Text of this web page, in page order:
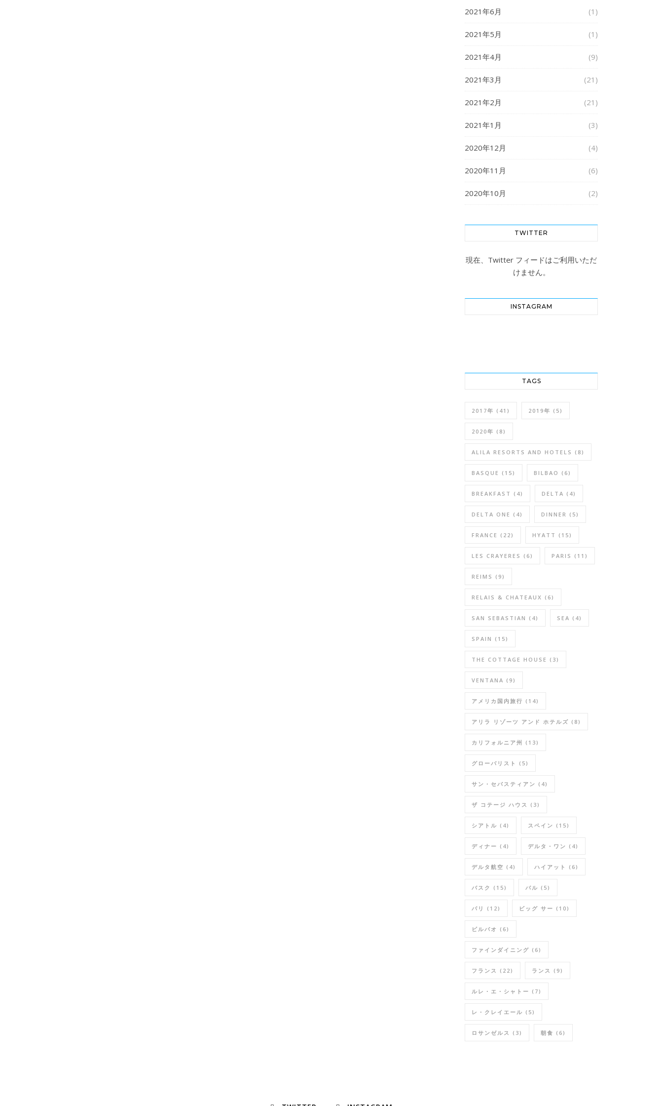
2021年6月 (1)
2021年5月 (1)
2021年4月 (9)
2021年3月 (21)
2021年2月 (21)
2021年1月 (3)
2020年12月 (4)
2020年11月 (6)
2020年10月 (2)
TWITTER
現在、Twitter フィードはご利用いただ
けません。
INSTAGRAM
TAGS
2017年 (41) 2019年 (5)
2020年 (8)
ALILA RESORTS AND HOTELS (8)
BASQUE (15) BILBAO (6)
BREAKFAST (4) DELTA (4)
DELTA ONE (4) DINNER (5)
FRANCE (22) HYATT (15)
LES CRAYERES (6) PARIS (11)
REIMS (9)
RELAIS & CHATEAUX (6)
SAN SEBASTIAN (4) SEA (4)
SPAIN (15)
THE COTTAGE HOUSE (3)
VENTANA (9)
アメリカ国内旅行 (14)
アリラ リゾーツ アンド ホテルズ (8)
カリフォルニア州 (13)
グローバリスト (5)
サン・セバスティアン (4)
ザ コテージ ハウス (3)
シアトル (4) スペイン (15)
ディナー (4) デルタ・ワン (4)
デルタ航空 (4) ハイアット (6)
バスク (15) バル (5)
パリ (12) ビッグ サー (10)
ビルバオ (6)
ファインダイニング (6)
フランス (22) ランス (9)
ルレ・エ・シャトー (7)
レ・クレイエール (5)
ロサンゼルス (3) 朝食 (6)